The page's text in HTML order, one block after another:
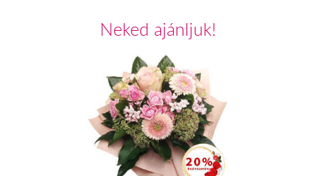
Neked ajánljuk!